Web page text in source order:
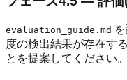
evaluation_guide.md
度の検出結果が存在す
とを提案してください。